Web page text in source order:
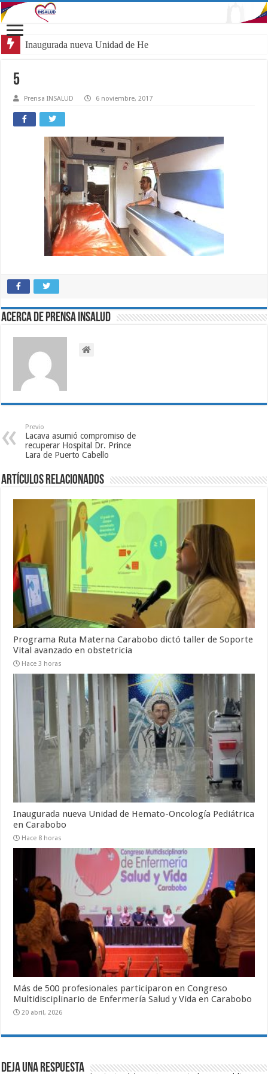
Inaugurada nueva Unidad de Hemato-Onc
5
Prensa INSALUD 6 noviembre, 2017
Acerca de Prensa INSALUD
Previo
Lacava asumió compromiso de
recuperar Hospital Dr. Prince
Lara de Puerto Cabello
Artículos relacionados
Programa Ruta Materna Carabobo dictó taller de Soporte
Vital avanzado en obstetricia
Hace 3 horas
Inaugurada nueva Unidad de Hemato-Oncología Pediátrica
en Carabobo
Hace 8 horas
Más de 500 profesionales participaron en Congreso
Multidisciplinario de Enfermería Salud y Vida en Carabobo
20 abril, 2026
Deja una respuesta